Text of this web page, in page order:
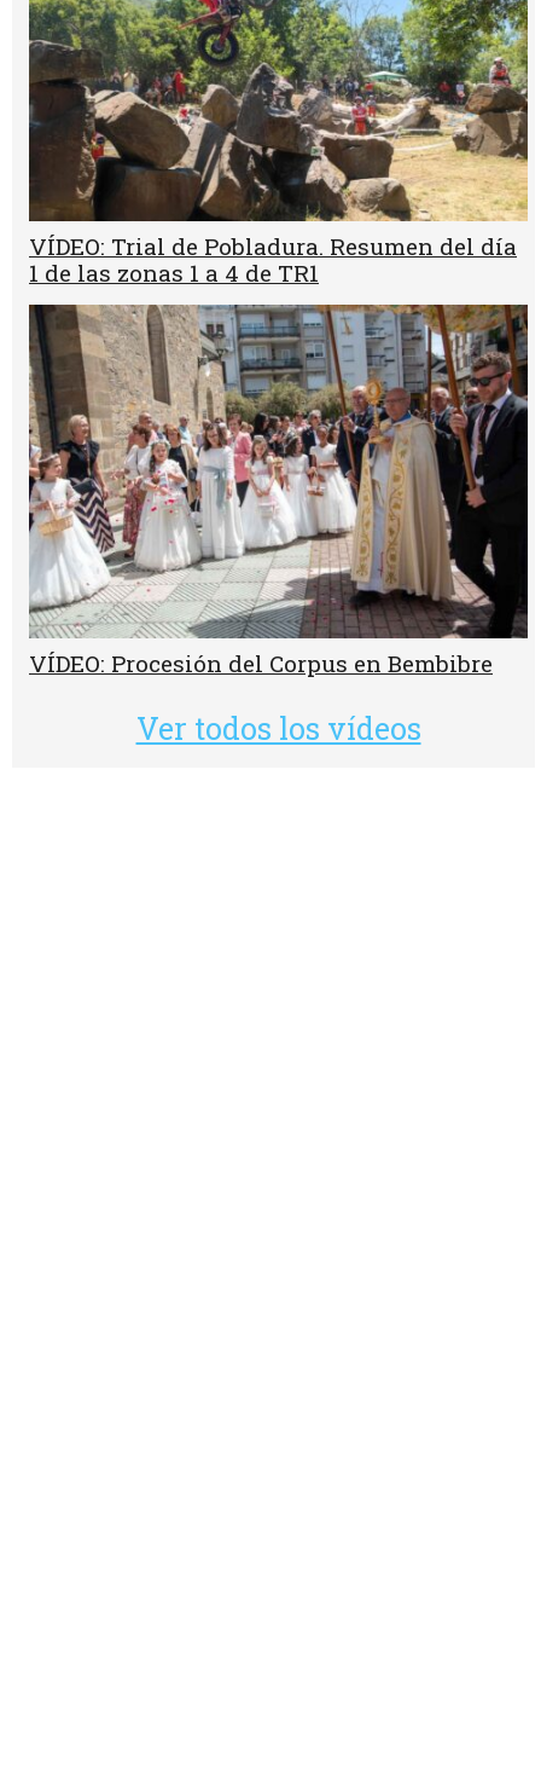
VÍDEO: Trial de Pobladura. Resumen del día
1 de las zonas 1 a 4 de TR1
VÍDEO: Procesión del Corpus en Bembibre
Ver todos los vídeos